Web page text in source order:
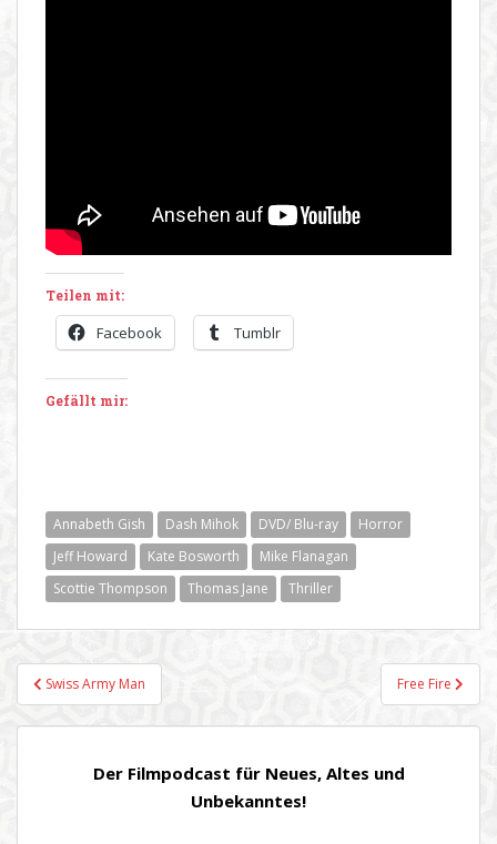
Teilen mit:
Facebook Tumblr
Gefällt mir:
Annabeth Gish Dash Mihok DVD/ Blu-ray
Horror
Jeff Howard
Kate Bosworth
Mike Flanagan
Scottie Thompson
Thomas Jane Thriller
Beitragsnavigation
Swiss Army Man Free Fire
Der Filmpodcast für Neues, Altes und
Unbekanntes!